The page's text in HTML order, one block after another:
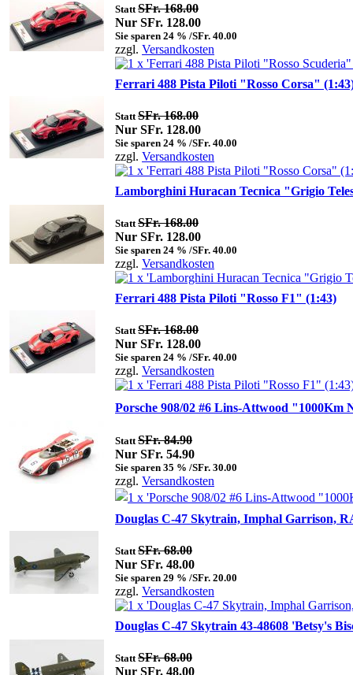
Statt SFr. 168.00
Nur SFr. 128.00
Sie sparen 24 % /SFr. 40.00
zzgl. Versandkosten
Ferrari 488 Pista Piloti "Rosso Corsa"
Statt SFr. 168.00
Nur SFr. 128.00
Sie sparen 24 % /SFr. 40.00
zzgl. Versandkosten
Lamborghini Huracan Tecnica "Grigio
Statt SFr. 168.00
Nur SFr. 128.00
Sie sparen 24 % /SFr. 40.00
zzgl. Versandkosten
Ferrari 488 Pista Piloti "Rosso F1" (1:43)
Statt SFr. 168.00
Nur SFr. 128.00
Sie sparen 24 % /SFr. 40.00
zzgl. Versandkosten
Porsche 908/02 #6 Lins-Attwood
Statt SFr. 84.90
Nur SFr. 54.90
Sie sparen 35 % /SFr. 30.00
zzgl. Versandkosten
Douglas C-47 Skytrain, Imphal Garrison,
Statt SFr. 68.00
Nur SFr. 48.00
Sie sparen 29 % /SFr. 20.00
zzgl. Versandkosten
Douglas C-47 Skytrain 43-48608 'Betsy's
Statt SFr. 68.00
Nur SFr. 48.00